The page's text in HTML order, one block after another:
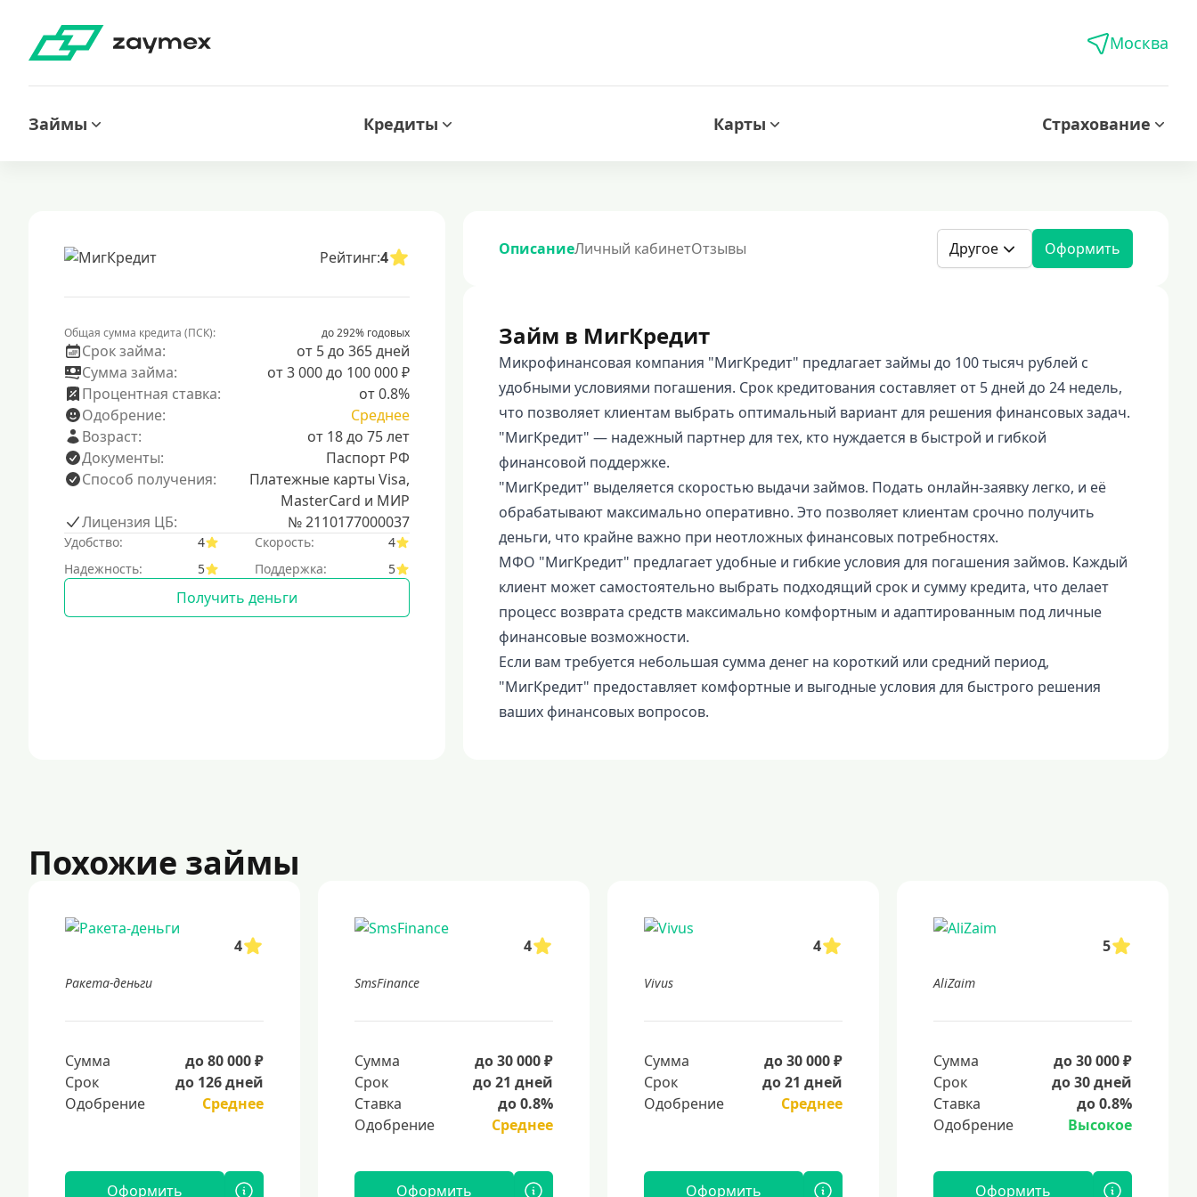
Москва
Займы Кредиты Карты Страхование
Рейтинг:4
Общая сумма кредита (ПСК): до 292% годовых
Срок займа:
от 5 до 365 дней
Сумма займа:
от 3 000 до 100 000 ₽
Процентная ставка:
от 0.8%
Одобрение:
Среднее
Возраст:
от 18 до 75 лет
Документы:
Паспорт РФ
Способ получения:
Платежные карты Visa,
MasterCard и МИР
Лицензия ЦБ:
№ 2110177000037
Удобство: 4 Скорость:
4
Надежность:
5 Поддержка: 5
Получить деньги
ОписаниеЛичный кабинетОтзывы Другое Оформить
Займ в МигКредит
Микрофинансовая компания "МигКредит" предлагает займы до 100 тысяч рублей с
удобными условиями погашения. Срок кредитования составляет от 5 дней до 24 недель,
что позволяет клиентам выбрать оптимальный вариант для решения финансовых задач.
"МигКредит" — надежный партнер для тех, кто нуждается в быстрой и гибкой
финансовой поддержке.
"МигКредит" выделяется скоростью выдачи займов. Подать онлайн-заявку легко, и её
обрабатывают максимально оперативно. Это позволяет клиентам срочно получить
деньги, что крайне важно при неотложных финансовых потребностях.
МФО "МигКредит" предлагает удобные и гибкие условия для погашения займов. Каждый
клиент может самостоятельно выбрать подходящий срок и сумму кредита, что делает
процесс возврата средств максимально комфортным и адаптированным под личные
финансовые возможности.
Если вам требуется небольшая сумма денег на короткий или средний период,
"МигКредит" предоставляет комфортные и выгодные условия для быстрого решения
ваших финансовых вопросов.
Похожие займы
4
Ракета-деньги
Сумма
до 80 000 ₽
Срок
до 126 дней
Одобрение
Среднее
Оформить
4
SmsFinance
Сумма
до 30 000 ₽
Срок
до 21 дней
Ставка
до 0.8%
Одобрение
Среднее
Оформить
4
Vivus
Сумма
до 30 000 ₽
Срок
до 21 дней
Одобрение
Среднее
Оформить
5
AliZaim
Сумма
до 30 000 ₽
Срок
до 30 дней
Ставка
до 0.8%
Одобрение
Высокое
Оформить